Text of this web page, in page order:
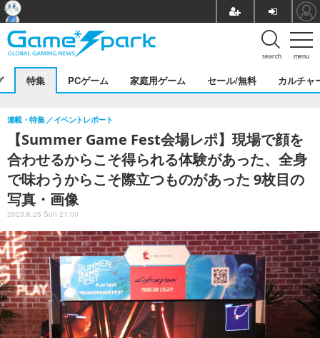
menu
search
特集 PCゲーム 家庭用ゲーム セール/無料 カルチャ
【Summer Game Fest会場レポ】現場で顔を
合わせるからこそ得られる体験があった、全身
で味わうからこそ際立つものがあった 9枚目の
写真・画像
連載・特集 イベントレポート
2023.6.25 Sun 21:00